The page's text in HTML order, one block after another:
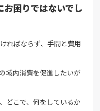
困りではないでし
ればならず、手間と費用
域内消費を促進したいが
どこで、何をしているか